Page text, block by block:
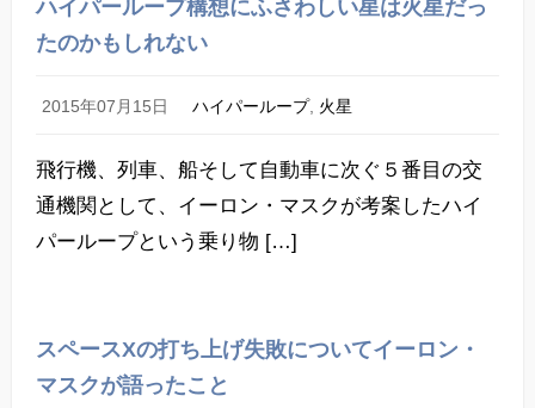
ハイパーループ構想にふさわしい星は火星だっ
たのかもしれない
2015年07月15日 ハイパーループ, 火星
飛行機、列車、船そして自動車に次ぐ５番目の交
通機関として、イーロン・マスクが考案したハイ
パーループという乗り物 […]
スペースXの打ち上げ失敗についてイーロン・
マスクが語ったこと